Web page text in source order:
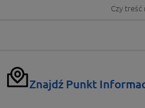
Czy treść
Znajdź Punkt